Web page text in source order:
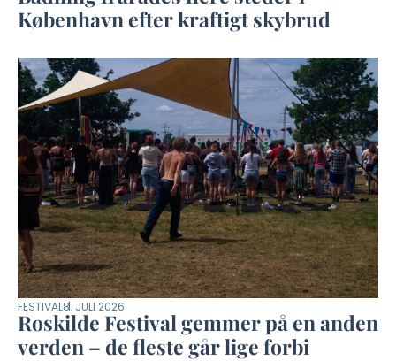
København efter kraftigt skybrud
FESTIVAL8. JULI 2026
Roskilde Festival gemmer på en anden
verden – de fleste går lige forbi